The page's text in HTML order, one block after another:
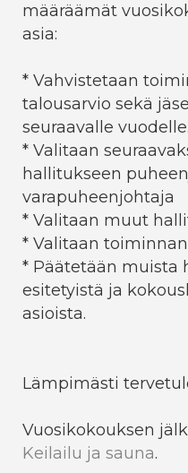
määräämät
asia:
* Vahvistetaan
talousarvio sekä
seuraavalle vuodelle.
* Valitaan
hallitukseen
varapuheenjohtaja
* Valitaan muut
* Valitaan
* Päätetään muista
esitetyistä ja
asioista.
Lämpimästi
Vuosikokouksen
Keilailu ja sauna.